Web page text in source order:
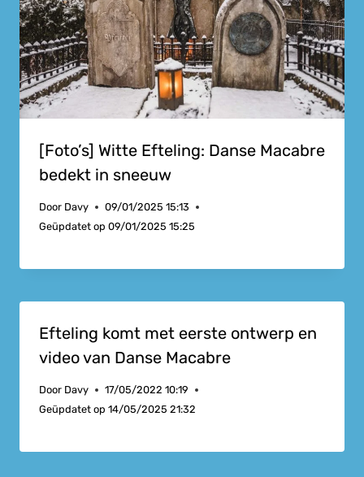
[Foto’s] Witte Efteling: Danse Macabre
bedekt in sneeuw
Door Davy
09/01/2025 15:13
Geüpdatet op 09/01/2025 15:25
Efteling komt met eerste ontwerp en
video van Danse Macabre
Door Davy
17/05/2022 10:19
Geüpdatet op 14/05/2025 21:32